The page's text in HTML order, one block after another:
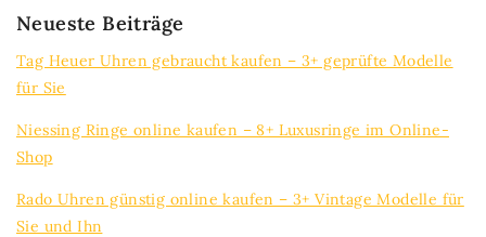
Neueste Beiträge
Tag Heuer Uhren gebraucht kaufen – 3+ geprüfte Modelle
für Sie
Niessing Ringe online kaufen – 8+ Luxusringe im Online-
Shop
Rado Uhren günstig online kaufen – 3+ Vintage Modelle für
Sie und Ihn